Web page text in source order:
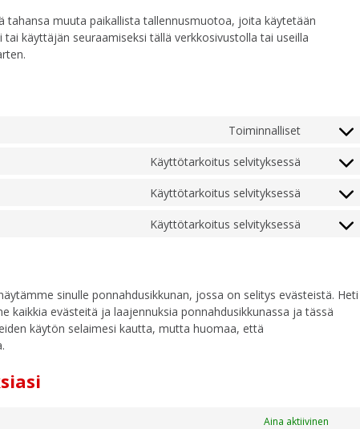
muuta paikallista tallennusmuotoa, joita käytetään
käyttäjän seuraamiseksi tällä verkkosivustolla tai useilla
Toiminnalliset
Consent
service
wordpress
Käyttötarkoitus selvityksessä
Consent
service
google-
Käyttötarkoitus selvityksessä
Consent
service
Käyttötarkoitus selvityksessä
Consent
sinulle ponnahdusikkunan, jossa on selitys evästeistä. Heti
kaikkia evästeitä ja laajennuksia ponnahdusikkunassa ja tässä
käytön selaimesi kautta, mutta huomaa, että
Aina aktiivinen